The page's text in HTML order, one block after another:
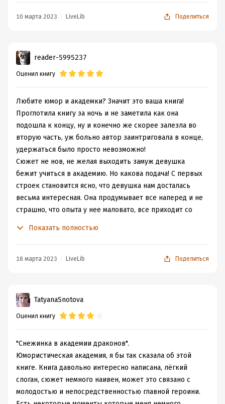
нарисовался и чем-то сильно не доволен, при этом он
ещё нужно разобраться и попутно разгадать несколько
тайн и загадок, так же не забываем про любовь!
Книга мне понравилась и читалась лёгко!
Особенно мне нравилась главная героиня своей
находчивостью и боевым задором, а также чуть позже
и ректор-дракон, который в начале казался злым и
хмурым, в итоге оказался просто душкой!
Закончилась история на самом интересном месте, а
ведь так хочется узнать что будет дальше, поэтому иду
за продолжением!
Это история приятная и располагающая к себе!
Рекомендую книгу к прочтению!
Спасибо автору за замечательную историю!
10 марта 2023 LiveLib Поделиться
reader-5995237
Оценил книгу
Любите юмор и академки? Значит это ваша книга!
Проглотила книгу за ночь и не заметила как она
подошла к концу, ну и конечно же скорее залезла во
вторую часть, уж больно автор заинтриговала в конце,
удержаться было просто невозможно!
Сюжет не нов, не желая выходить замуж девушка
бежит учиться в академию. Но какова подача! С первых
строек становится ясно, что девушка нам досталась
весьма интересная. Она продумывает все наперед и не
страшно, что опыта у нее маловато, все приходит со
чемодан старушки, и что же ей теперь носить? Ладно,
Задача ей предстоит сложная, но кто же знал, что
ректор драконьей академии терпеть не может магов
льда? Полоски одна сменяю другую, забавные сценки с
просто невозможно! А уж ее боевой "Зад...ор" будет
мелькать во всех главах книги, уж больно много он
приключений на себя притягивает!
Но не все так просто, Снежинка хороша собой, у нее
веселый и легкий характер, она искренна и
Показать полностью
18 марта 2023 LiveLib Поделиться
TatyanaSnotova
Оценил книгу
"Снежинка в академии драконов".
Юмористическая академия, я бы так сказала об этой
книге. Книга давольно интересно написана, лёгкий
слоган, сюжет немного наивен, может это связано с
молодостью и непосредственностью главной героини.